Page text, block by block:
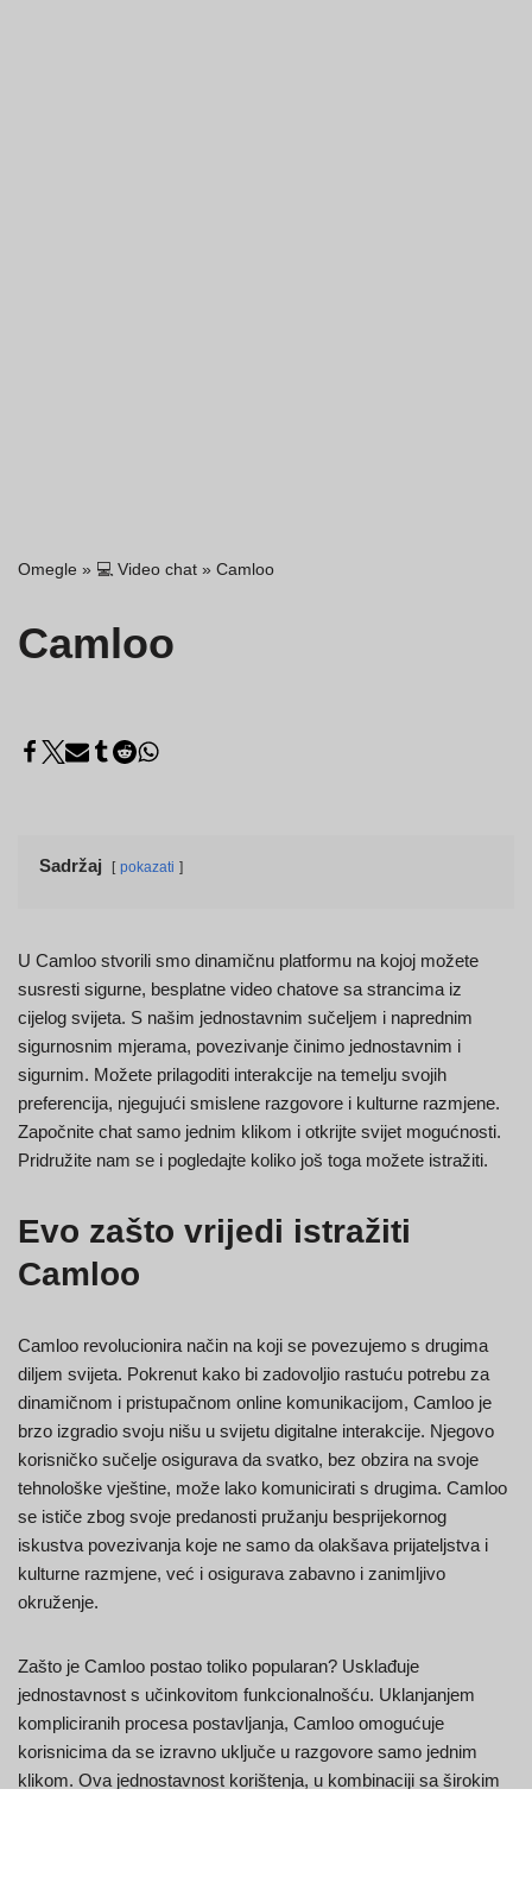
Omegle » 💻 Video chat » Camloo
Camloo
Sadržaj pokazati
U Camloo stvorili smo dinamičnu platformu na kojoj možete
susresti sigurne, besplatne video chatove sa strancima iz
cijelog svijeta. S našim jednostavnim sučeljem i naprednim
sigurnosnim mjerama, povezivanje činimo jednostavnim i
sigurnim. Možete prilagoditi interakcije na temelju svojih
preferencija, njegujući smislene razgovore i kulturne razmjene.
Započnite chat samo jednim klikom i otkrijte svijet mogućnosti.
Pridružite nam se i pogledajte koliko još toga možete istražiti.
Evo zašto vrijedi istražiti
Camloo
Camloo revolucionira način na koji se povezujemo s drugima
diljem svijeta. Pokrenut kako bi zadovoljio rastuću potrebu za
dinamičnom i pristupačnom online komunikacijom, Camloo je
brzo izgradio svoju nišu u svijetu digitalne interakcije. Njegovo
korisničko sučelje osigurava da svatko, bez obzira na svoje
tehnološke vještine, može lako komunicirati s drugima. Camloo
se ističe zbog svoje predanosti pružanju besprijekornog
iskustva povezivanja koje ne samo da olakšava prijateljstva i
kulturne razmjene, već i osigurava zabavno i zanimljivo
okruženje.
Zašto je Camloo postao toliko popularan? Usklađuje
jednostavnost s učinkovitom funkcionalnošću. Uklanjanjem
kompliciranih procesa postavljanja, Camloo omogućuje
korisnicima da se izravno uključe u razgovore samo jednim
klikom. Ova jednostavnost korištenja, u kombinaciji sa širokim